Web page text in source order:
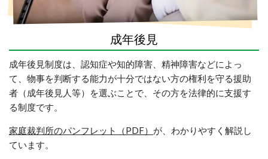
成年後見
成年後見制度は、認知症や知的障害、精神障害などによっ
て、物事を判断する能力が十分ではない方の権利を守る援助
者（成年後見人等）を選ぶことで、その方を法律的に支援す
る制度です。
家庭裁判所のパンフレット（PDF） が、 わかりやすく解説し
ています